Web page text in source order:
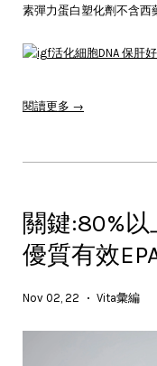
素彈力蛋白塑化劑不含西
閱讀更多 →
關鍵:80%
優質有效
Nov 02, 22 • Vita彙編